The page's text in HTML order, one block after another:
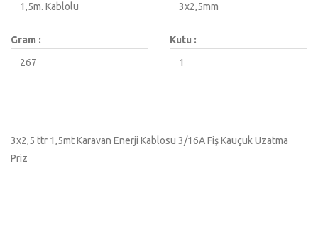
1,5m. Kablolu
3x2,5mm
Gram :
267
Kutu :
1
3x2,5 ttr 1,5mt Karavan Enerji Kablosu 3/16A Fiş Kauçuk Uzatma
Priz